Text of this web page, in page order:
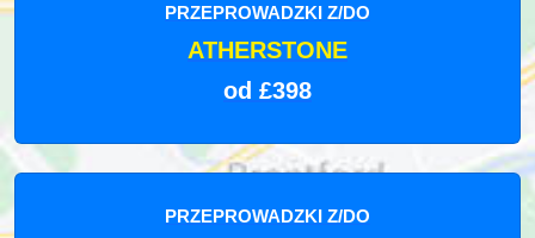
PRZEPROWADZKI Z/DO
ATHERSTONE
od £398
PRZEPROWADZKI Z/DO